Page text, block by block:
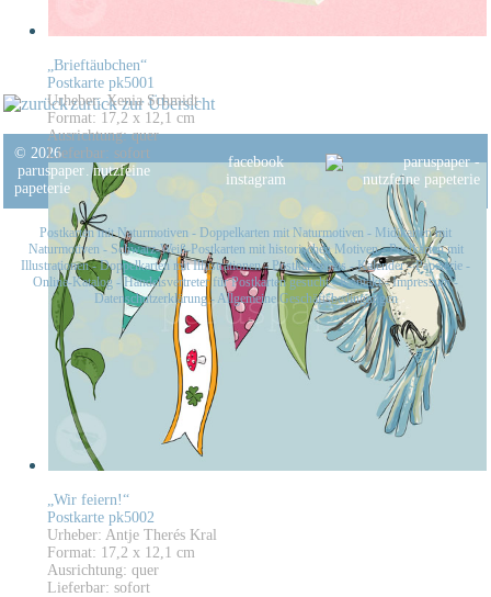
„Brieftäubchen“
Postkarte pk5001
Urheber: Xenia Schmidt
Format: 17,2 x 12,1 cm
Ausrichtung: quer
Lieferbar: sofort
„Wir feiern!“
Postkarte pk5002
Urheber: Antje Therés Kral
Format: 17,2 x 12,1 cm
Ausrichtung: quer
Lieferbar: sofort
zurück zur Übersicht
© 2026
paruspaper. nutzfeine
papeterie
facebook
instagram
Postkarten mit Naturmotiven - Doppelkarten mit Naturmotiven - Midikarten mit
Naturmotiven - Schwarz-Weiß-Postkarten mit historischen Motiven-Postkarten mit
Illustrationen-Doppelkarten mit Illustrationen-Postkartensets-Kalender-Papeterie -
Online-Katalog -Handelsvertreter für Postkarten gesucht-Kontakt-Impressum-
Datenschutzerklärung- Allgemeine Geschäftsbedingungen